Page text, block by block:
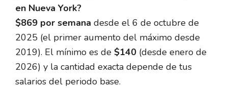
en Nueva York?
$869 por semana desde el 6 de octubre de
2025 (el primer aumento del máximo desde
2019). El mínimo es de $140 (desde enero de
2026) y la cantidad exacta depende de tus
salarios del periodo base.